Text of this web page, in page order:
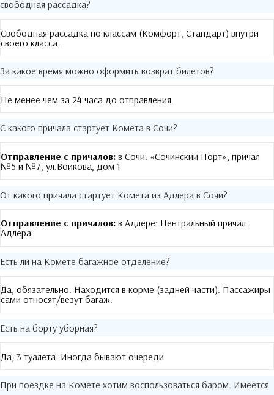
свободная рассадка?
Свободная рассадка по классам (Комфорт, Стандарт) внутри
своего класса.
За какое время можно оформить возврат билетов?
Не менее чем за 24 часа до отправления.
С какого причала стартует Комета в Сочи?
Отправление с причалов: в Сочи: «Сочинский Порт», причал
№5 и №7, ул.Войкова, дом 1
От какого причала стартует Комета из Адлера в Сочи?
Отправление с причалов: в Адлере: Центральный причал
Адлера.
Есть ли на Комете багажное отделение?
Да, обязательно. Находится в корме (задней части). Пассажиры
сами относят/везут багаж.
Есть на борту уборная?
Да, 3 туалета. Иногда бывают очереди.
При поездке на Комете хотим воспользоваться баром. Имеется